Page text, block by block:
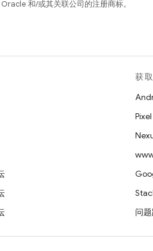
和/或其关联公司的注册商标。
获
问